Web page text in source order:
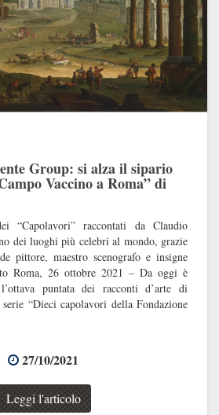
Group: si alza il sipario
Vaccino a Roma” di
“Capolavori” raccontati da Claudio
dei luoghi più celebri al mondo, grazie
pittore, maestro scenografo e insigne
Roma, 26 ottobre 2021 – Da oggi è
puntata dei racconti d’arte di
“Dieci capolavori della Fondazione
27/10/2021
Leggi l'articolo